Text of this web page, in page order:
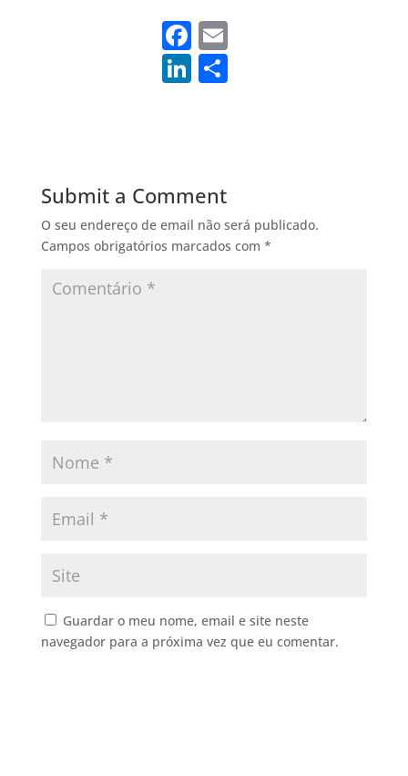
F
a
c
o
k
E
m
ai
Li
dI
n
S
Submit a Comment
O seu endereço de email não será publicado.
Campos obrigatórios marcados com *
Guardar o meu nome, email e site neste
navegador para a próxima vez que eu comentar.